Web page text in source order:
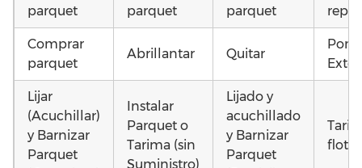
parquet
parquet
parquet
Comprar
parquet
Abrillantar Quitar
Lijar
(Acuchillar)
y Barnizar
Parquet
Instalar
Parquet o
Tarima (sin
Suministro)
Lijado y
acuchillado
y Barnizar
Parquet